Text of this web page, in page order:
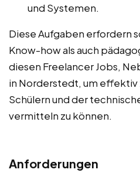
und Systemen.
Diese Aufgaben erfordern
Know-how als auch
diesen Freelancer Jobs,
in Norderstedt, um
Schülern und der
vermitteln zu können.
Anforderungen